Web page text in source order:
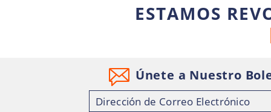
ESTAMOS
Únete a Nuestro